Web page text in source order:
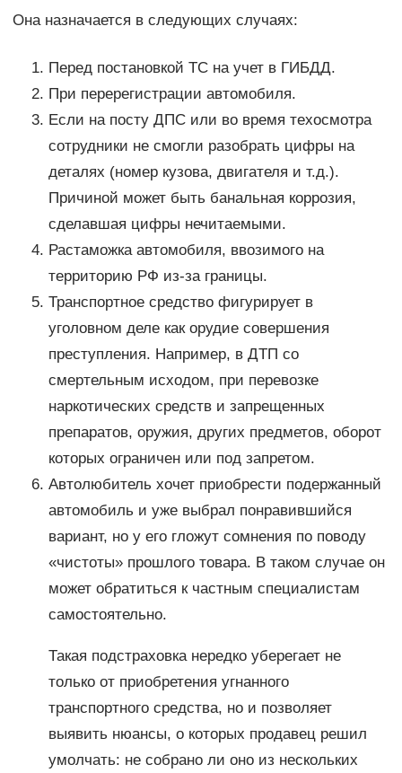
Она назначается в следующих случаях:
Перед постановкой ТС на учет в ГИБДД.
При перерегистрации автомобиля.
Если на посту ДПС или во время техосмотра
сотрудники не смогли разобрать цифры на
деталях (номер кузова, двигателя и т.д.).
Причиной может быть банальная коррозия,
сделавшая цифры нечитаемыми.
Растаможка автомобиля, ввозимого на
территорию РФ из-за границы.
Транспортное средство фигурирует в
уголовном деле как орудие совершения
преступления. Например, в ДТП со
смертельным исходом, при перевозке
наркотических средств и запрещенных
препаратов, оружия, других предметов, оборот
которых ограничен или под запретом.
Автолюбитель хочет приобрести подержанный
автомобиль и уже выбрал понравившийся
вариант, но у его гложут сомнения по поводу
«чистоты» прошлого товара. В таком случае он
может обратиться к частным специалистам
самостоятельно.
Такая подстраховка нередко уберегает не
только от приобретения угнанного
транспортного средства, но и позволяет
выявить нюансы, о которых продавец решил
умолчать: не собрано ли оно из нескольких